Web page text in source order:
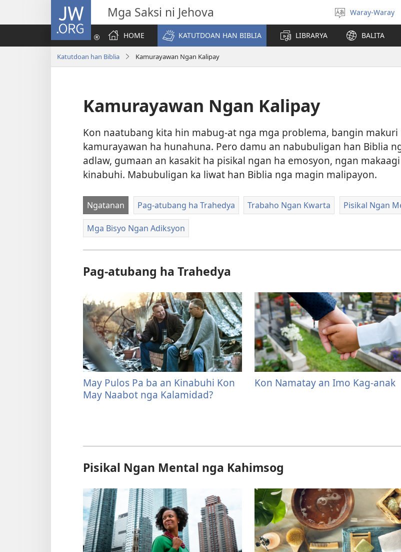
JW.ORG Mga Saksi ni Jehova
Pagpili
hin
yinaknan
Waray-Waray
HOME
KATUTDOAN HAN BIBLIA LIBRARYA BALITA
Katutdoan han Biblia Kamurayawan Ngan Kalipay
Kamurayawan Ngan Kalipay
Kon naatubang kita hin mabug-at nga mga problema, bangin
kamurayawan ha hunahuna. Pero damu an nabubuligan han Biblia
adlaw, gumaan an kasakit ha pisikal ngan ha emosyon, ngan
kinabuhi. Mabubuligan ka liwat han Biblia nga magin malipayon.
Ngatanan Pag-atubang ha Trahedya Trabaho Ngan Kwarta Pisikal Ngan
Mga Bisyo Ngan Adiksyon
Pag-atubang ha Trahedya
May Pulos Pa ba an Kinabuhi Kon
May Naabot nga Kalamidad?
Kon Namatay an Imo Kag-anak
Pisikal Ngan Mental nga Kahimsog